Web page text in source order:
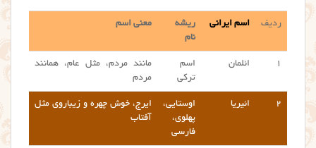
ردیف اسم ایرانی
ریشه
نام
معنی اسم
۱ ائلمان
اسم
ترکی
مانند مردم، مثل عام، همانند
مردم
۲ ائیریا
اوستایی،
پهلوی،
فارسی
ایرج، خوش چهره و زیباروی مثل
آفتاب